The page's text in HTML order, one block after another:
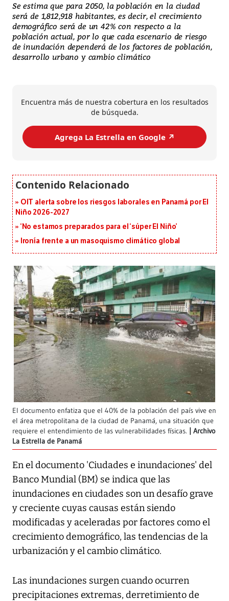
Se estima que para 2050, la población en la ciudad
será de 1,812,918 habitantes, es decir, el crecimiento
demográfico será de un 42% con respecto a la
población actual, por lo que cada escenario de riesgo
de inundación dependerá de los factores de población,
desarrollo urbano y cambio climático
Encuentra más de nuestra cobertura en los resultados
de búsqueda.
Agrega La Estrella en Google ↗️
OIT alerta sobre los riesgos laborales en Panamá por El
Niño 2026-2027
‘No estamos preparados para el ‘súper El Niño’
Ironía frente a un masoquismo climático global
El documento enfatiza que el 40% de la población del país vive en
el área metropolitana de la ciudad de Panamá, una situación que
requiere el entendimiento de las vulnerabilidades físicas.
Archivo
La Estrella de Panamá
En el documento 'Ciudades e inundaciones' del
Banco Mundial (BM) se indica que las
inundaciones en ciudades son un desafío grave
y creciente cuyas causas están siendo
modificadas y aceleradas por factores como el
crecimiento demográfico, las tendencias de la
urbanización y el cambio climático.
Las inundaciones surgen cuando ocurren
precipitaciones extremas, derretimiento de